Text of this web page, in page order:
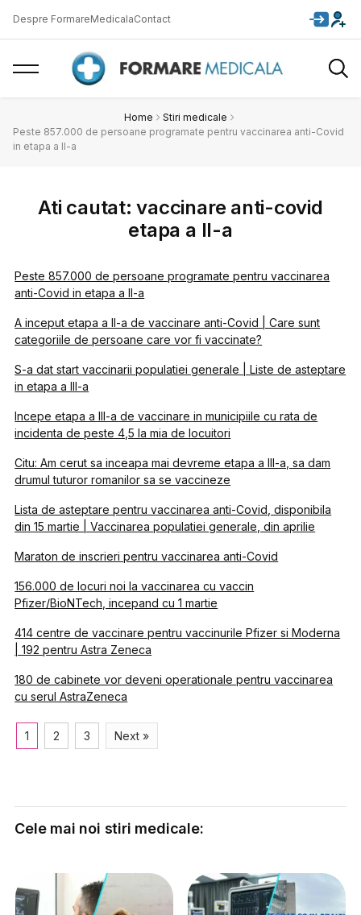
Despre FormareMedicalaContact
Home
Stiri medicale
Peste 857.000 de persoane programate pentru vaccinarea anti-Covid
in etapa a II-a
Ati cautat: vaccinare anti-covid
etapa a II-a
Peste 857.000 de persoane programate pentru vaccinarea
anti-Covid in etapa a II-a
A inceput etapa a II-a de vaccinare anti-Covid | Care sunt
categoriile de persoane care vor fi vaccinate?
S-a dat start vaccinarii populatiei generale | Liste de asteptare
in etapa a III-a
Incepe etapa a III-a de vaccinare in municipiile cu rata de
incidenta de peste 4,5 la mia de locuitori
Citu: Am cerut sa inceapa mai devreme etapa a III-a, sa dam
drumul tuturor romanilor sa se vaccineze
Lista de asteptare pentru vaccinarea anti-Covid, disponibila
din 15 martie | Vaccinarea populatiei generale, din aprilie
Maraton de inscrieri pentru vaccinarea anti-Covid
156.000 de locuri noi la vaccinarea cu vaccin
Pfizer/BioNTech, incepand cu 1 martie
414 centre de vaccinare pentru vaccinurile Pfizer si Moderna
| 192 pentru Astra Zeneca
180 de cabinete vor deveni operationale pentru vaccinarea
cu serul AstraZeneca
1 2 3 Next »
Cele mai noi stiri medicale: